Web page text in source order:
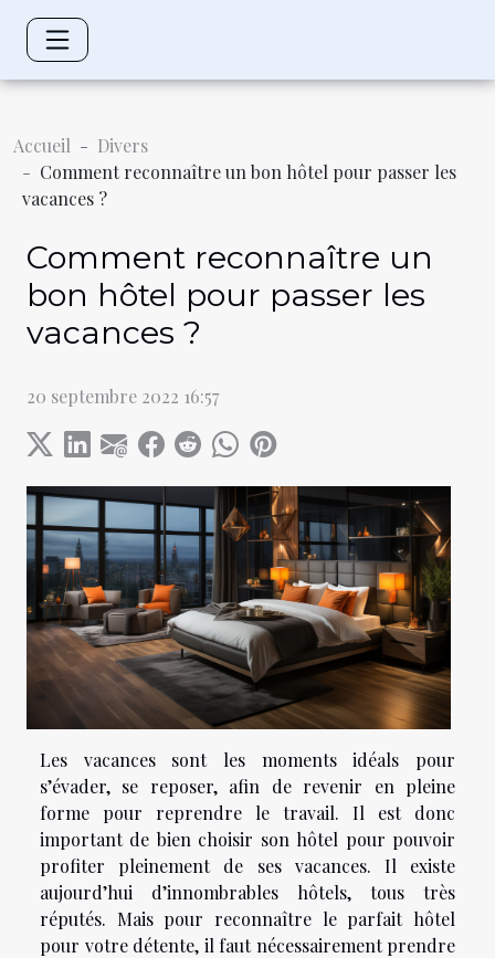
Accueil
Divers
Comment reconnaître un bon hôtel pour passer les
vacances ?
Comment reconnaître un
bon hôtel pour passer les
vacances ?
20 septembre 2022 16:57
Les vacances sont les moments idéals pour
s’évader, se reposer, afin de revenir en pleine
forme pour reprendre le travail. Il est donc
important de bien choisir son hôtel pour pouvoir
profiter pleinement de ses vacances. Il existe
aujourd’hui d’innombrables hôtels, tous très
réputés. Mais pour reconnaître le parfait hôtel
pour votre détente, il faut nécessairement prendre